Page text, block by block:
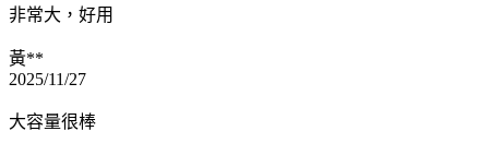
非常大，好用
黃**
2025/11/27
大容量很棒